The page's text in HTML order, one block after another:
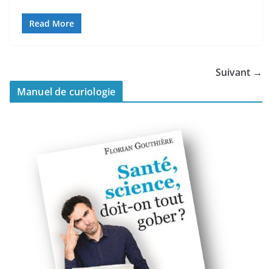
Read More
Suivant →
Manuel de curiologie